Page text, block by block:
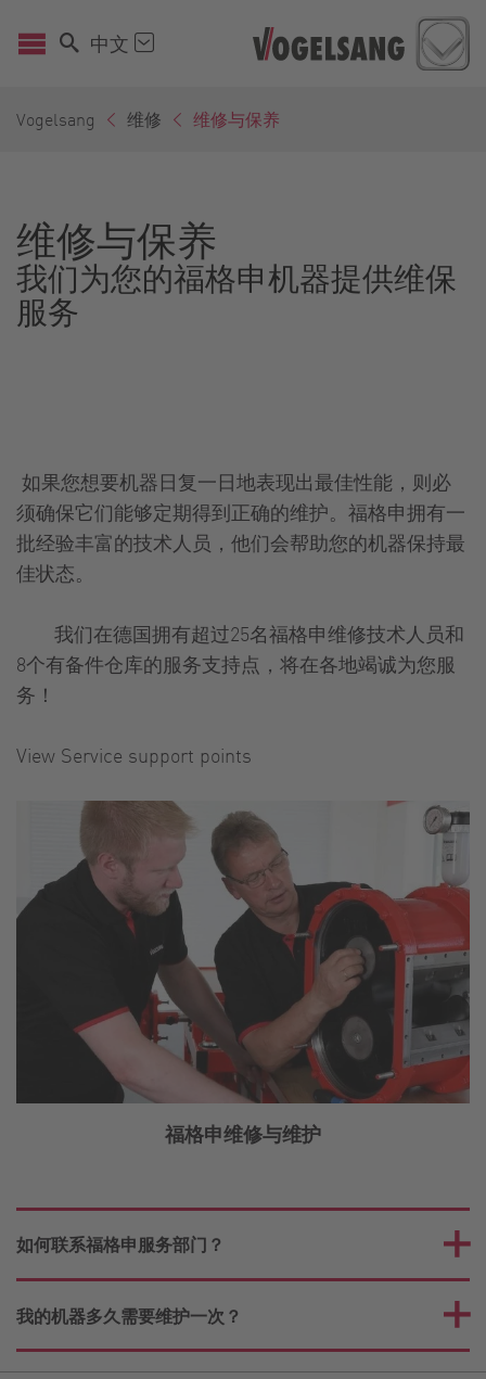
中文
Vogelsang 维修 维修与保养
维修与保养
我们为您的福格申机器提供维保
服务
如果您想要机器日复一日地表现出最佳性能，则必
须确保它们能够定期得到正确的维护。福格申拥有一
批经验丰富的技术人员，他们会帮助您的机器保持最
佳状态。
我们在德国拥有超过25名福格申维修技术人员和
8个有备件仓库的服务支持点，将在各地竭诚为您服
务！
View Service support points
福格申维修与维护
如何联系福格申服务部门？
我的机器多久需要维护一次？